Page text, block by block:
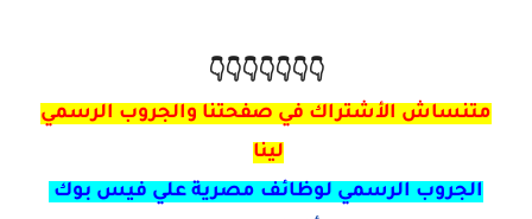
👇👇👇👇👇👇👇
متنساش الأشتراك في صفحتنا والجروب الرسمي
لينا
الجروب الرسمي لوظائف مصرية علي فيس بوك